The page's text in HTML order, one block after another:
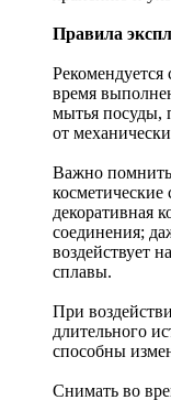
Правила
время
мытья посуды,
от
Важно
косметические
декоративная
соединения;
воздействует
сплавы.
При
длительного
способны
Снимать во